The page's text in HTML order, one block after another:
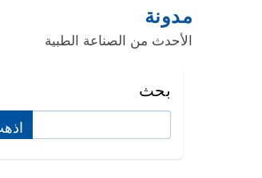
مدونة
الأحدث من الصناعة الطبية
بحث